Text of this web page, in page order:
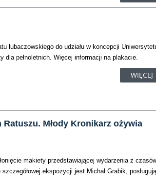
lubaczowskiego do udziału w koncepcji
dla pełnoletnich. Więcej informacji na plakacie.
WIĘCEJ
Młody Kronikarz ożywia
makiety przedstawiającej wydarzenia z
ekspozycji jest Michał Grabik,